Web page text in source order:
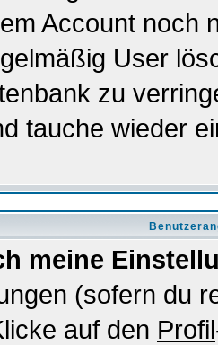
Account noch
User
zu
tauche wieder
meine
(sofern du
auf den Profil